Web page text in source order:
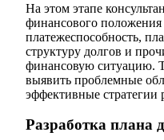
На этом этапе
финансового
платежеспособность,
структуру долгов и
финансовую ситуацию.
выявить проблемные
эффективные
Разработка плана